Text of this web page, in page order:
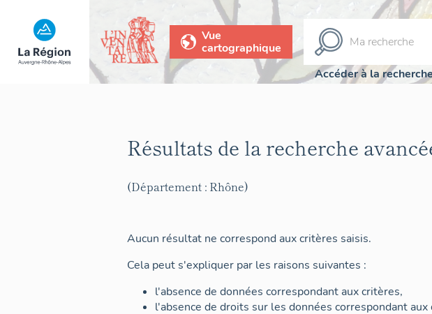
Vue
cartographique
Accéder à la
Résultats de la recherche
(Département : Rhône)
Aucun résultat ne correspond aux critères saisis.
Cela peut s'expliquer par les raisons suivantes :
l'absence de données correspondant aux critères,
l'absence de droits sur les données correspondant aux